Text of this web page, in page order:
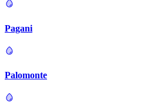
Pagani
Palomonte